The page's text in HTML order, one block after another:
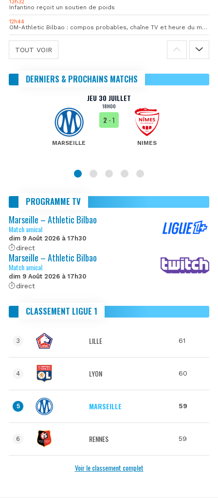
13h32
Infantino reçoit un soutien de poids
12h44
OM-Athletic Bilbao : compos probables, chaîne TV et heure du match
TOUT VOIR
DERNIERS & PROCHAINS MATCHS
JEU 30 JUILLET
18H00
MARSEILLE
2 - 1
NIMES
PROGRAMME TV
Marseille – Athletic Bilbao
Match amical
dim 9 Août 2026 à 17h30
direct
Marseille – Athletic Bilbao
Match amical
dim 9 Août 2026 à 17h30
direct
CLASSEMENT LIGUE 1
3 LILLE 61
4 LYON 60
5 MARSEILLE 59
6 RENNES 59
Voir le classement complet